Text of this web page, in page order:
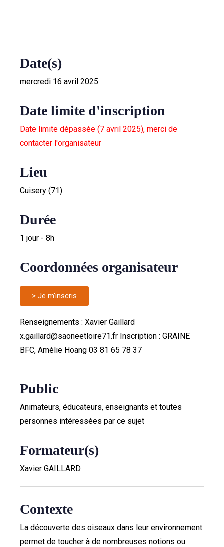
Date(s)
mercredi 16 avril 2025
Date limite d'inscription
Date limite dépassée (7 avril 2025), merci de
contacter l'organisateur
Lieu
Cuisery (71)
Durée
1 jour - 8h
Coordonnées organisateur
> Je m'inscris
Renseignements : Xavier Gaillard
x.gaillard@saoneetloire71.fr Inscription : GRAINE
BFC, Amélie Hoang 03 81 65 78 37
Public
Animateurs, éducateurs, enseignants et toutes
personnes intéressées par ce sujet
Formateur(s)
Xavier GAILLARD
Contexte
La découverte des oiseaux dans leur environnement
permet de toucher à de nombreuses notions ou